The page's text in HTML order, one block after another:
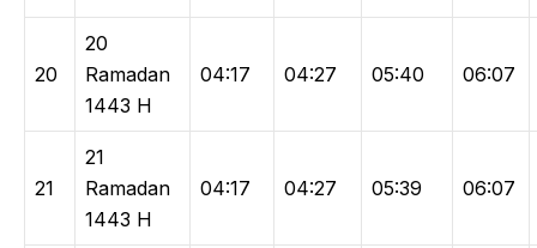
20
20
Ramadan
1443 H
04:17 04:27 05:40 06:07
21
21
Ramadan
1443 H
04:17 04:27 05:39 06:07